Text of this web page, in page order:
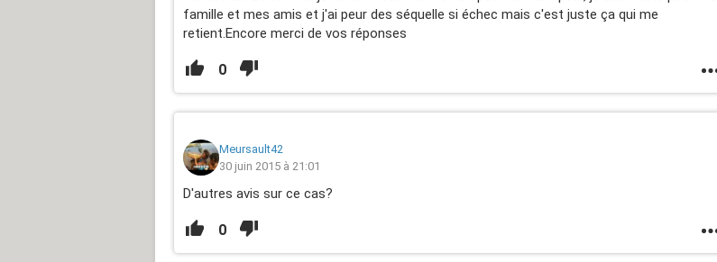
famille et mes amis et j'ai peur des séquelle si échec mais c'est juste ça qui me
retient.Encore merci de vos réponses
0
Meursault42
30 juin 2015 à 21:01
D'autres avis sur ce cas?
0